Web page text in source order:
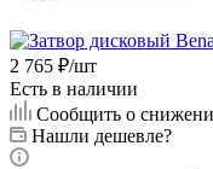
2 765 ₽/шт
Есть в наличии
Сообщить о
Нашли дешевле?